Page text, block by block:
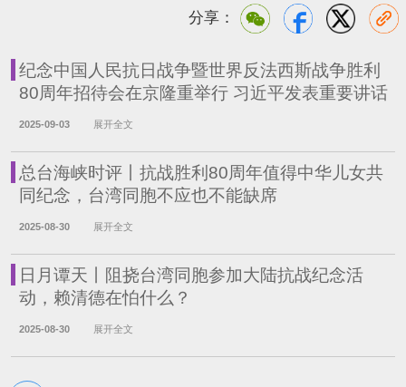
分享：
纪念中国人民抗日战争暨世界反法西斯战争胜利
80周年招待会在京隆重举行 习近平发表重要讲话
2025-09-03 展开全文
总台海峡时评丨抗战胜利80周年值得中华儿女共
同纪念，台湾同胞不应也不能缺席
2025-08-30 展开全文
日月谭天丨阻挠台湾同胞参加大陆抗战纪念活
动，赖清德在怕什么？
2025-08-30 展开全文